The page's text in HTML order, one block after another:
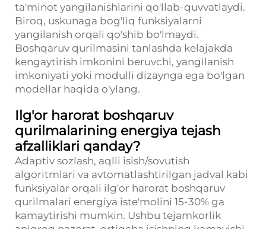
ta'minot yangilanishlarini qo'llab-quvvatlaydi.
Biroq, uskunaga bog'liq funksiyalarni
yangilanish orqali qo'shib bo'lmaydi.
Boshqaruv qurilmasini tanlashda kelajakda
kengaytirish imkonini beruvchi, yangilanish
imkoniyati yoki modulli dizaynga ega bo'lgan
modellar haqida o'ylang.
Ilg'or harorat boshqaruv
qurilmalarining energiya tejash
afzalliklari qanday?
Adaptiv sozlash, aqlli isish/sovutish
algoritmlari va avtomatlashtirilgan jadval kabi
funksiyalar orqali ilg'or harorat boshqaruv
qurilmalari energiya iste'molini 15-30% ga
kamaytirishi mumkin. Ushbu tejamkorlik